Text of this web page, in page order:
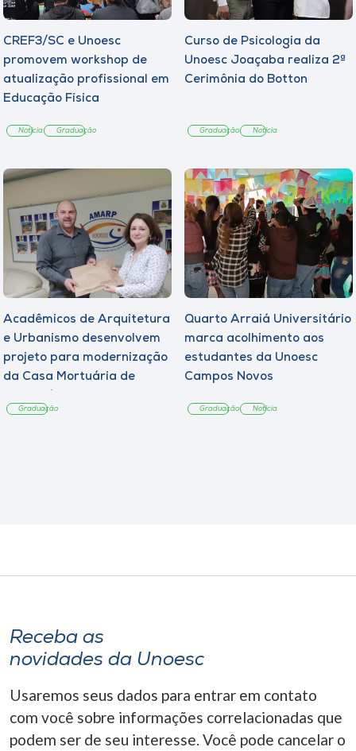
CREF3/SC e Unoesc
promovem workshop de
atualização profissional em
Educação Física
Notícia Graduação
Curso de Psicologia da
Unoesc Joaçaba realiza 2ª
Cerimônia do Botton
Graduação Notícia
Acadêmicos de Arquitetura
e Urbanismo desenvolvem
projeto para modernização
da Casa Mortuária de
Graduação
Quarto Arraiá Universitário
marca acolhimento aos
estudantes da Unoesc
Campos Novos
Graduação Notícia
Receba as
novidades da Unoesc
Usaremos seus dados para entrar em contato
com você sobre informações correlacionadas que
podem ser de seu interesse. Você pode cancelar o